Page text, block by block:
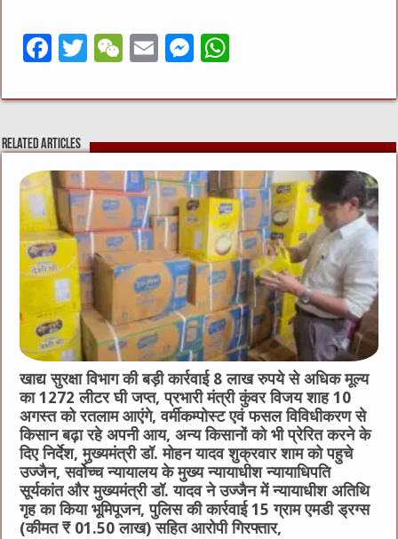
F
c
e
b
o
o
k
T
it
te
r
W
C
h
at
E
ai
l
M
ss
e
n
g
er
at
s
A
p
p
Related Articles
खाद्य सुरक्षा विभाग की बड़ी कार्रवाई 8 लाख रुपये से अधिक मूल्य
का 1272 लीटर घी जप्त, प्रभारी मंत्री कुंवर विजय शाह 10
अगस्त को रतलाम आएंगे, वर्मीकम्पोस्ट एवं फसल विविधीकरण से
किसान बढ़ा रहे अपनी आय, अन्य किसानों को भी प्रेरित करने के
दिए निर्देश, मुख्यमंत्री डॉ. मोहन यादव शुक्रवार शाम को पहुचे
उज्जैन, सर्वोच्च न्यायालय के मुख्‍य न्‍यायाधीश न्यायाधिपति
सूर्यकांत और मुख्यमंत्री डॉ. यादव ने उज्जैन में न्यायाधीश अतिथि
गृह का किया भूमिपूजन, पुलिस की कार्रवाई 15 ग्राम एमडी ड्रग्स
(कीमत ₹ 01.50 लाख) सहित आरोपी गिरफ्तार,